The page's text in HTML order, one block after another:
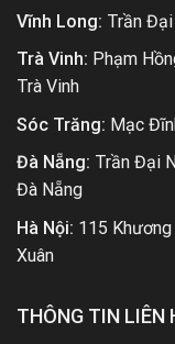
Vĩnh Long: Trần Đại
Trà Vinh: Phạm
Trà Vinh
Sóc Trăng: Mạc
Đà Nẵng: Trần Đại
Đà Nẵng
Hà Nội: 115
Xuân
THÔNG TIN LIÊN